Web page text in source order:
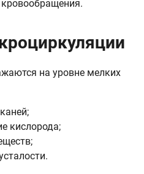
на уровне мелких
кислорода;